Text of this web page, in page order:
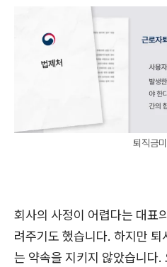
퇴직금
회사의 사정이 어렵다는 대표
려주기도 했습니다. 하지만
는 약속을 지키지 않았습니다